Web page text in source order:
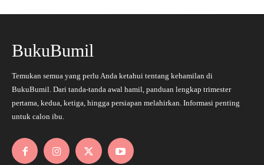
BukuBumil
Temukan semua yang perlu Anda ketahui tentang kehamilan di
BukuBumil. Dari tanda-tanda awal hamil, panduan lengkap trimester
pertama, kedua, ketiga, hingga persiapan melahirkan. Informasi penting
untuk calon ibu.